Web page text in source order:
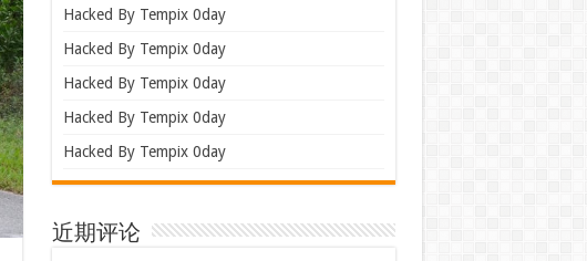
Hacked By Tempix 0day
Hacked By Tempix 0day
Hacked By Tempix 0day
Hacked By Tempix 0day
Hacked By Tempix 0day
近期评论